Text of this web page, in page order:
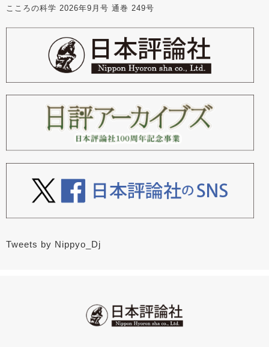
こころの科学 2026年9月号 通巻 249号
Tweets by Nippyo_Dj